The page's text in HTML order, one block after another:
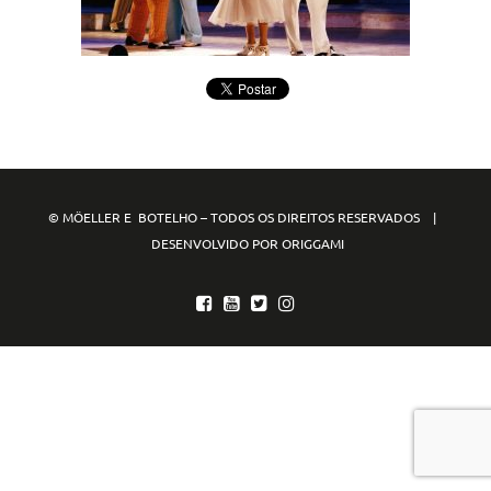
© MÖELLER E BOTELHO – TODOS OS DIREITOS RESERVADOS |
DESENVOLVIDO POR ORIGGAMI